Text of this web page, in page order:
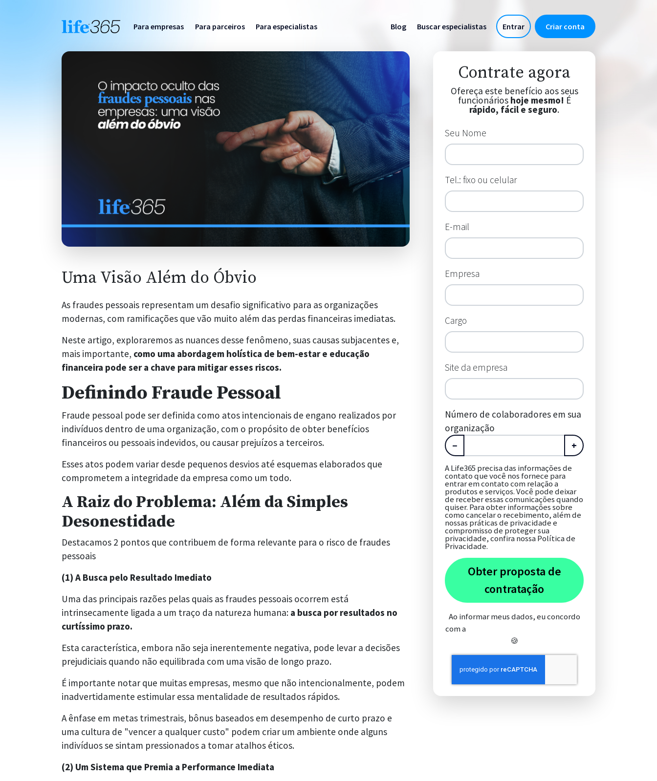
Para empresas Para parceiros Para especialistas Blog Buscar especialistas Entrar Criar conta
Uma Visão Além do Óbvio
As fraudes pessoais representam um desafio significativo para as organizações
modernas, com ramificações que vão muito além das perdas financeiras imediatas.
Neste artigo, exploraremos as nuances desse fenômeno, suas causas subjacentes e,
mais importante, como uma abordagem holística de bem-estar e educação
financeira pode ser a chave para mitigar esses riscos.
Definindo Fraude Pessoal
Fraude pessoal pode ser definida como atos intencionais de engano realizados por
indivíduos dentro de uma organização, com o propósito de obter benefícios
financeiros ou pessoais indevidos, ou causar prejuízos a terceiros.
Esses atos podem variar desde pequenos desvios até esquemas elaborados que
comprometem a integridade da empresa como um todo.
A Raiz do Problema: Além da Simples
Desonestidade
Destacamos 2 pontos que contribuem de forma relevante para o risco de fraudes
pessoais
(1) A Busca pelo Resultado Imediato
Uma das principais razões pelas quais as fraudes pessoais ocorrem está
intrinsecamente ligada a um traço da natureza humana: a busca por resultados no
curtíssimo prazo.
Esta característica, embora não seja inerentemente negativa, pode levar a decisões
prejudiciais quando não equilibrada com uma visão de longo prazo.
É importante notar que muitas empresas, mesmo que não intencionalmente, podem
inadvertidamente estimular essa mentalidade de resultados rápidos.
A ênfase em metas trimestrais, bônus baseados em desempenho de curto prazo e
uma cultura de "vencer a qualquer custo" podem criar um ambiente onde alguns
indivíduos se sintam pressionados a tomar atalhos éticos.
(2) Um Sistema que Premia a Performance Imediata
Contrate agora
Ofereça este benefício aos seus
funcionários hoje mesmo! É
rápido, fácil e seguro.
Seu Nome
Tel.: fixo ou celular
E-mail
Empresa
Cargo
Site da empresa
Número de colaboradores em sua
organização
−
+
A Life365 precisa das informações de
contato que você nos fornece para
entrar em contato com relação a
produtos e serviços. Você pode deixar
de receber essas comunicações quando
quiser. Para obter informações sobre
como cancelar o recebimento, além de
nossas práticas de privacidade e
compromisso de proteger sua
privacidade, confira nossa Política de
Privacidade.
Obter proposta de
contratação
Ao informar meus dados, eu concordo
com a
🍪